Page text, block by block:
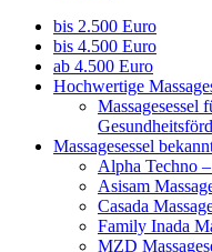
bis 2.500 Euro
bis 4.500 Euro
ab 4.500 Euro
Hochwertige
Massagesessel
Massagesessel
Alpha Techno –
Asisam
Casada
Family Inada
MZD